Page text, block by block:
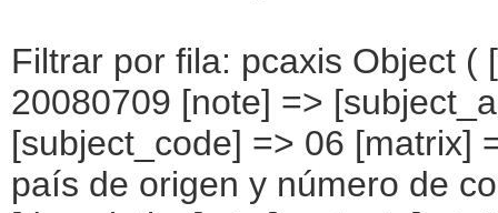
Filtrar por fila: pcaxis Object ( [axis_version] => [creation_date] => 20080709 [note] => [subject_area] => Otros resultados nacionales [subject_code] => 06 [matrix] => 06022 [title] => Inmigrantes según país de origen y número de contratos laborales en España [description] => [contents] => Inmigrantes [units] => inmigrantes [stub] => Array ( [0] => origen del inmigrante ) [heading] => Array ( [0] => número de contratos ) [prestext] => [values] => Array ( [:www.ine.es tel: " "+34 91 5839100 "; VALUES("origen del inmigrante] => Array ( [0] => Total [1] => PAÍSES EUROPEOS SIN ESPAÑA [2] => UE 27 SIN ESPAÑA [3] => Reino Unido [4] => Alemania [5] => Rumanía y Bulgaria [6] => Resto UE 27 sin España [7] => Resto países europeos sin España [8] => PAÍSES AFRICANOS [9] => Marruecos [10] => Resto de países africanos [11] => PAÍSES AMERICANOS [12] => Estados Unidos y Canadá [13] => PAÍSES AMERICANOS SIN ESTADOS UNIDOS NI CANADÁ [14] => Ecuador [15] => Colombia [16] => Bolivia [17] => Argentina [18] => Resto de países americanos sin Estados Unidos ni Canadá [19] => PAÍSES ASIÁTICOS Y DE OCEANÍA [20] => China [21] => Resto de países asiáticos y de Oceanía ) [número de contratos] => Array ( [0] => Total [1] => Uno [2] => Dos [3] => Tres [4] => Cuatro [5] => Cinco y más [6] => No sabe ) ) [codes] => Array ( ) [map] => Array ( ) [decimals] => 0 [showdecimals] => 0 [source] => Instituto Nacional de Estadística [contact] => INE Difusión. Internet: www.ine.es/infoine [copyright] => YES [infofile] => [data] => Array ( [0] => Array ( [0] => [1] => [2] => [3] => [4] => [5] => [6] =>